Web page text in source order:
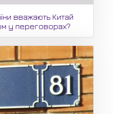
вважають Китай
у переговорах?